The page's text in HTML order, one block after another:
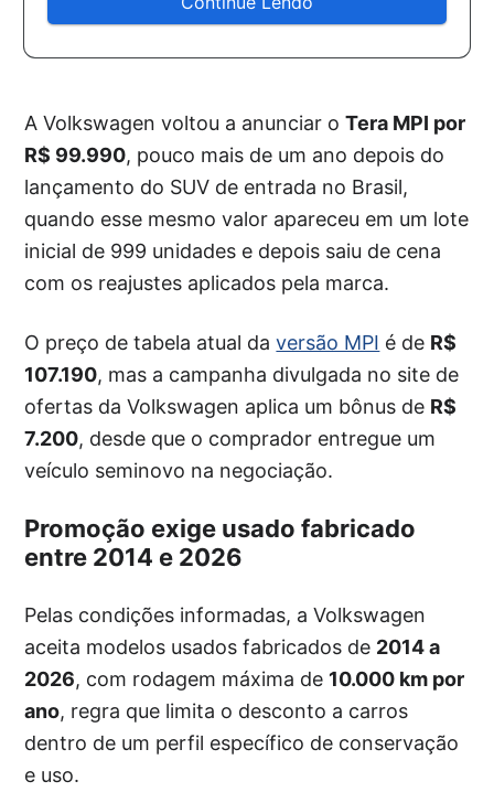
A Volkswagen voltou a anunciar oTera MPI por
R$ 99.990, pouco mais de um ano depois do
lançamento do SUV de entrada no Brasil,
quando esse mesmo valor apareceu em um lote
inicial de 999 unidades e depois saiu de cena
com os reajustes aplicados pela marca.
O preço de tabela atual daversão MPI é de R$
107.190, mas a campanha divulgada no site de
ofertas da Volkswagen aplica um bônus de R$
7.200, desde que o comprador entregue um
veículo seminovo na negociação.
Promoção exige usado fabricado
entre 2014 e 2026
Pelas condições informadas, a Volkswagen
aceita modelos usados fabricados de 2014 a
2026, com rodagem máxima de 10.000 km por
ano, regra que limita o desconto a carros
dentro de um perfil específico de conservação
e uso.